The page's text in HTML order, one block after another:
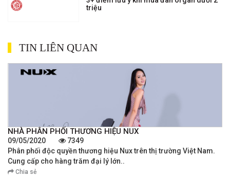
triệu
TIN LIÊN QUAN
NHÀ PHÂN PHỐI THƯƠNG HIỆU NUX
09/05/2020
7349
Phân phối độc quyền thương hiệu Nux trên thị trường Việt Nam.
Cung cấp cho hàng trăm đại lý lớn..
Chia sẻ